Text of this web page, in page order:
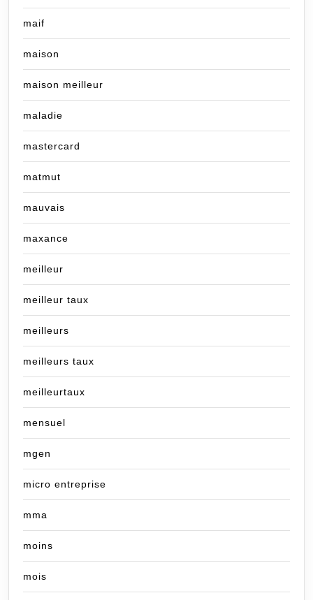
maif
maison
maison meilleur
maladie
mastercard
matmut
mauvais
maxance
meilleur
meilleur taux
meilleurs
meilleurs taux
meilleurtaux
mensuel
mgen
micro entreprise
mma
moins
mois